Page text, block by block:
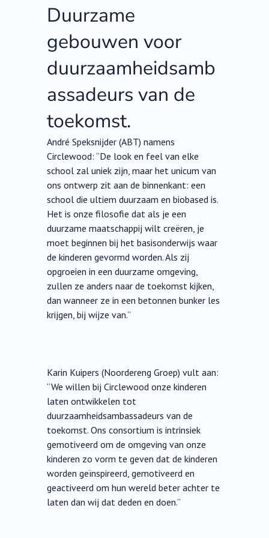
Duurzame
gebouwen voor
duurzaamheidsamb
assadeurs van de
toekomst.
André Speksnijder (ABT) namens
Circlewood: “De look en feel van elke
school zal uniek zijn, maar het unicum van
ons ontwerp zit aan de binnenkant: een
school die ultiem duurzaam en biobased is.
Het is onze filosofie dat als je een
duurzame maatschappij wilt creëren, je
moet beginnen bij het basisonderwijs waar
de kinderen gevormd worden. Als zij
opgroeien in een duurzame omgeving,
zullen ze anders naar de toekomst kijken,
dan wanneer ze in een betonnen bunker les
krijgen, bij wijze van.”
Karin Kuipers (Noordereng Groep) vult aan:
“We willen bij Circlewood onze kinderen
laten ontwikkelen tot
duurzaamheidsambassadeurs van de
toekomst. Ons consortium is intrinsiek
gemotiveerd om de omgeving van onze
kinderen zo vorm te geven dat de kinderen
worden geïnspireerd, gemotiveerd en
geactiveerd om hun wereld beter achter te
laten dan wij dat deden en doen.”